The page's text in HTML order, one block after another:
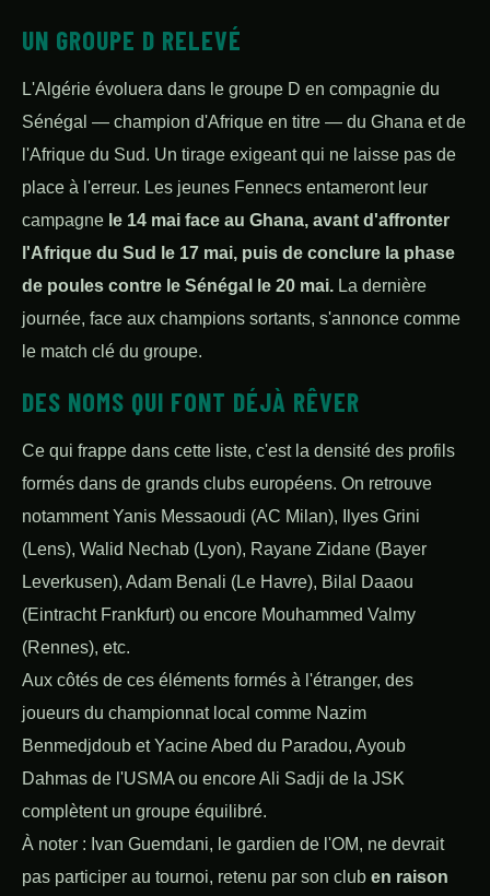
UN GROUPE D RELEVÉ
L'Algérie évoluera dans le groupe D en compagnie du
Sénégal — champion d'Afrique en titre — du Ghana et de
l'Afrique du Sud. Un tirage exigeant qui ne laisse pas de
place à l'erreur. Les jeunes Fennecs entameront leur
campagne le 14 mai face au Ghana, avant d'affronter
l'Afrique du Sud le 17 mai, puis de conclure la phase
de poules contre le Sénégal le 20 mai. La dernière
journée, face aux champions sortants, s'annonce comme
le match clé du groupe.
DES NOMS QUI FONT DÉJÀ RÊVER
Ce qui frappe dans cette liste, c'est la densité des profils
formés dans de grands clubs européens. On retrouve
notamment Yanis Messaoudi (AC Milan), Ilyes Grini
(Lens), Walid Nechab (Lyon), Rayane Zidane (Bayer
Leverkusen), Adam Benali (Le Havre), Bilal Daaou
(Eintracht Frankfurt) ou encore Mouhammed Valmy
(Rennes), etc.
Aux côtés de ces éléments formés à l'étranger, des
joueurs du championnat local comme Nazim
Benmedjdoub et Yacine Abed du Paradou, Ayoub
Dahmas de l'USMA ou encore Ali Sadji de la JSK
complètent un groupe équilibré.
À noter : Ivan Guemdani, le gardien de l'OM, ne devrait
pas participer au tournoi, retenu par son club en raison